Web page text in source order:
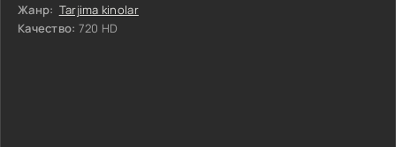
Жанр: Tarjima kinolar
Качество: 720 HD